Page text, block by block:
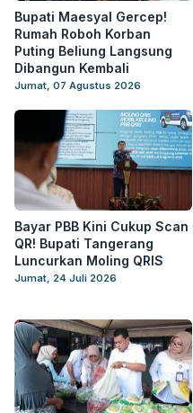
Bupati Maesyal Gercep!
Rumah Roboh Korban
Puting Beliung Langsung
Dibangun Kembali
Jumat, 07 Agustus 2026
Bayar PBB Kini Cukup Scan
QR! Bupati Tangerang
Luncurkan Moling QRIS
Jumat, 24 Juli 2026